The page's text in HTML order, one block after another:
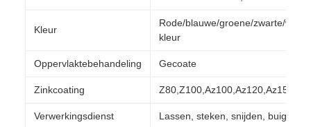
Kleur
Rode/blauwe/groene/zwarte/
kleur
Oppervlaktebehandeling Gecoate
Zinkcoating Z80,Z100,Az100,Az120,Az150
Verwerkingsdienst Lassen, steken, snijden, buigen,